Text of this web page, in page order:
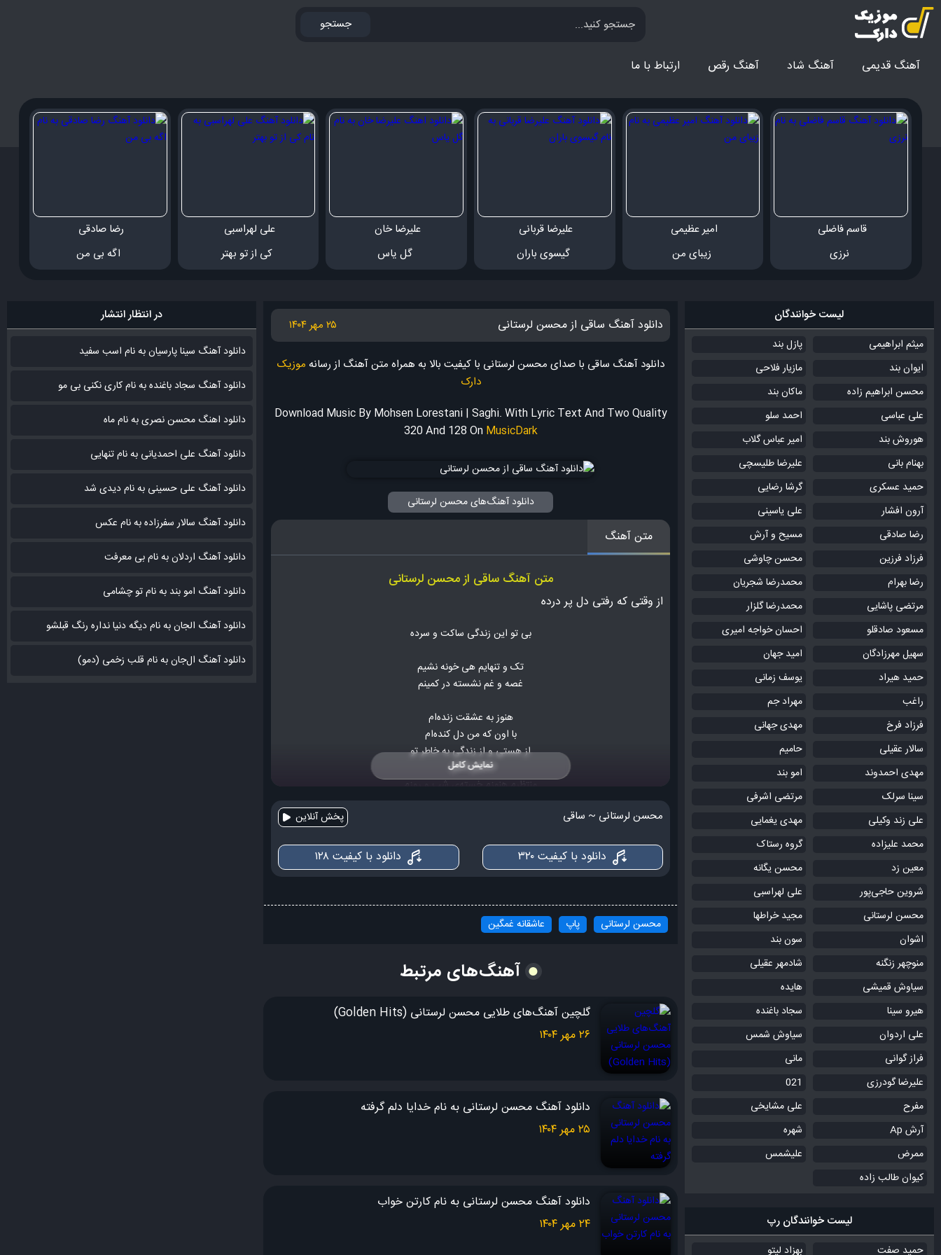
جستجو
آهنگ قدیمی آهنگ‌ شاد آهنگ رقص ارتباط با ما
قاسم فاضلی
نرزی
امیر عظیمی
زیبای من
علیرضا قربانی
گیسوی باران
علیرضا خان
گل یاس
علی لهراسبی
کی از تو بهتر
رضا صادقی
اگه بی من
دانلود آهنگ ساقی از محسن لرستانی ۲۵ مهر ۱۴۰۴
دانلود آهنگ ساقی با صدای محسن لرستانی با کیفیت بالا به همراه متن آهنگ از رسانه موزیک
دارک
Download Music By Mohsen Lorestani | Saghi. With Lyric Text And Two Quality
320 And 128 On MusicDark
دانلود آهنگ‌های محسن لرستانی
متن آهنگ
متن آهنگ ساقی از محسن لرستانی
از وقتی که رفتی دل پر درده
بی تو این زندگی ساکت و سرده
تک و تنهایم هی خونه نشیم
غصه و غم نشسته در کمینم
هنوز به عشقت زنده‌ام
با اون که من دل کنده‌ام
از هستی و از زندگی به خاطر تو
منتظرم هنوزم خسته‌ی شب و روزم
ترسی ندارم اما هنوزم که هنوزه
حتی یه ذره گرد و خاک توو معبد چشمات نره
می‌خوام که هرجا که باشم به خاطرت گریه کنم
اونقد اسیر عشقتم میخوام که جون فدات کنم
میخوام که دنیا رو بدم فقط یه بار نگات کنم
بگم که محتاج توام رو شونه هات تکیه کنم
پر کن ساقی جام شکسته با این جام من خاطره دارم
دریا دریا رو که گشتم توو این صحرای جهنم
چه کنم ساقی منم شکستم
نمایش کامل
محسن لرستانی ~ ساقی پخش آنلاین
دانلود با کیفیت ۳۲۰ دانلود با کیفیت ۱۲۸
محسن لرستانی پاپ عاشقانه غمگین
آهنگ‌های مرتبط
گلچین آهنگ‌های طلایی محسن لرستانی (Golden Hits)
۲۶ مهر ۱۴۰۴
دانلود آهنگ محسن لرستانی به نام خدایا دلم گرفته
۲۵ مهر ۱۴۰۴
دانلود آهنگ محسن لرستانی به نام کارتن خواب
۲۴ مهر ۱۴۰۴
لیست خوانندگان
میثم ابراهیمی
پازل بند
ایوان بند
مازیار فلاحی
محسن ابراهیم زاده
ماکان بند
علی عباسی
احمد سلو
هوروش بند
امیر عباس گلاب
بهنام بانی
علیرضا طلیسچی
حمید عسکری
گرشا رضایی
آرون افشار
علی یاسینی
رضا صادقی
مسیح و آرش
فرزاد فرزین
محسن چاوشی
رضا بهرام
محمدرضا شجریان
مرتضی پاشایی
محمدرضا گلزار
مسعود صادقلو
احسان خواجه امیری
سهیل مهرزادگان
امید جهان
حمید هیراد
یوسف زمانی
راغب
مهراد جم
فرزاد فرخ
مهدی جهانی
سالار عقیلی
حامیم
مهدی احمدوند
امو بند
سینا سرلک
مرتضی اشرفی
علی زند وکیلی
مهدی یغمایی
محمد علیزاده
گروه رستاک
معین زد
محسن یگانه
شروین حاجی‌پور
علی لهراسبی
محسن لرستانی
مجید خراطها
اشوان
سون بند
منوچهر زنگنه
شادمهر عقیلی
سیاوش قمیشی
هایده
هیرو سینا
سجاد باغنده
علی اردوان
سیاوش شمس
فراز گوانی
مانی
علیرضا گودرزی
021
مفرح
علی مشایخی
آرش Ap
شهره
ممرض
علیشمس
کیوان طالب زاده
لیست خوانندگان رپ
حمید صفت
بهزاد لیتو
در انتظار انتشار
دانلود آهنگ سینا پارسیان به نام اسب سفید
دانلود آهنگ سجاد باغنده به نام کاری نکنی بی مو
دانلود اهنگ محسن نصری به نام‌ ماه
دانلود آهنگ علی احمدیانی به نام تنهایی
دانلود آهنگ علی حسینی به نام دیدی شد
دانلود آهنگ سالار سفرزاده به نام عکس
دانلود آهنگ اردلان به نام بی معرفت
دانلود آهنگ امو بند به نام تو چشامی
دانلود آهنگ الجان به نام دیگه دنیا نداره رنگ قبلشو
دانلود آهنگ ال‌جان به نام قلب زخمی (دمو)